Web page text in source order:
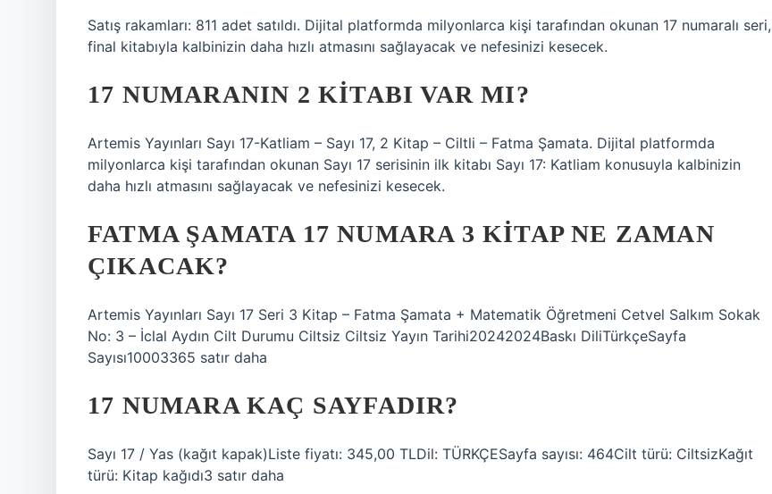
Satış rakamları: 811 adet satıldı. Dijital platformda milyonlarca kişi tarafından okunan 17 numaralı seri,
final kitabıyla kalbinizin daha hızlı atmasını sağlayacak ve nefesinizi kesecek.
17 NUMARANIN 2 KITABI VAR MI?
Artemis Yayınları Sayı 17-Katliam – Sayı 17, 2 Kitap – Ciltli – Fatma Şamata. Dijital platformda
milyonlarca kişi tarafından okunan Sayı 17 serisinin ilk kitabı Sayı 17: Katliam konusuyla kalbinizin
daha hızlı atmasını sağlayacak ve nefesinizi kesecek.
FATMA ŞAMATA 17 NUMARA 3 KITAP NE ZAMAN
ÇIKACAK?
Artemis Yayınları Sayı 17 Seri 3 Kitap – Fatma Şamata + Matematik Öğretmeni Cetvel Salkım Sokak
No: 3 – İclal Aydın Cilt Durumu Ciltsiz Ciltsiz Yayın Tarihi20242024Baskı DiliTürkçeSayfa
Sayısı10003365 satır daha
17 NUMARA KAÇ SAYFADIR?
Sayı 17 / Yas (kağıt kapak)Liste fiyatı: 345,00 TLDil: TÜRKÇESayfa sayısı: 464Cilt türü: CiltsizKağıt
türü: Kitap kağıdı3 satır daha